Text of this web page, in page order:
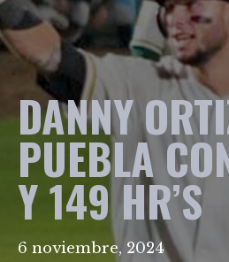
DANNY
PUEBLA
Y 149 HR’S
6 noviembre, 2024